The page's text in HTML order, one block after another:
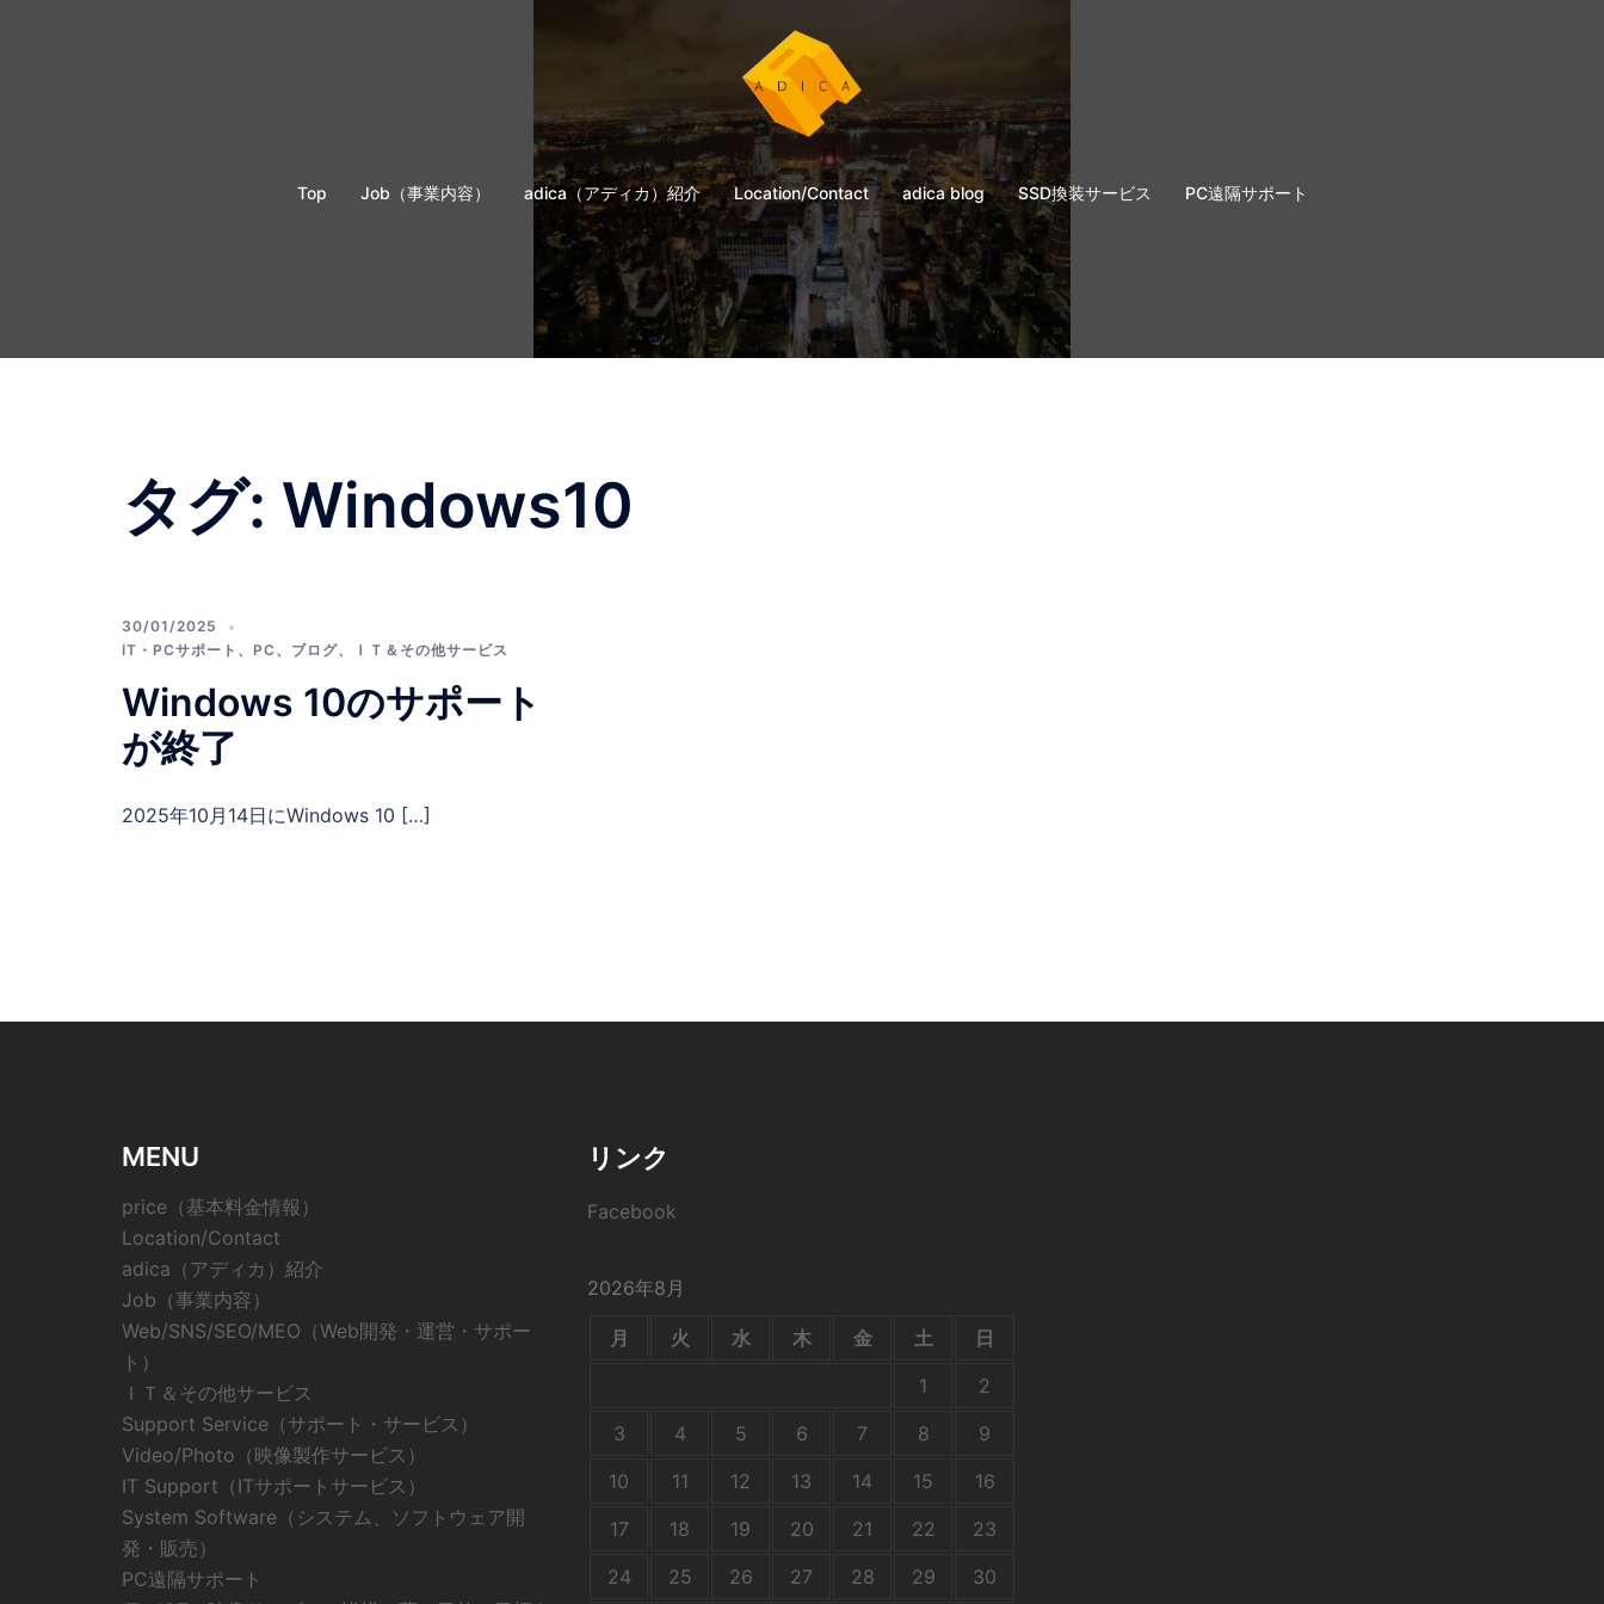
Top Job（事業内容） adica（アディカ）紹介 Location/Contact adica blog SSD換装サービス PC遠隔サポート
タグ: Windows10
30/01/2025
IT・PCサポート 、 PC 、 ブログ、 ＩＴ＆その他サービス
Windows 10のサポート
が終了
2025年10月14日にWindows 10 […]
MENU
price（基本料金情報）
Location/Contact
adica（アディカ）紹介
Job（事業内容）
Web/SNS/SEO/MEO（Web開発・運営・サポー
ト）
ＩＴ＆その他サービス
Support Service（サポート・サービス）
Video/Photo（映像製作サービス）
IT Support（ITサポートサービス）
System Software（システム、ソフトウェア開
発・販売）
PC遠隔サポート
リンク
Facebook
2026年8月
月 火 水 木 金 土
日
1
2
3
4 5 6 7 8
9
10
11 12 13 14 15
16
17
18 19 20 21 22
23
24
25 26 27 28 29 30